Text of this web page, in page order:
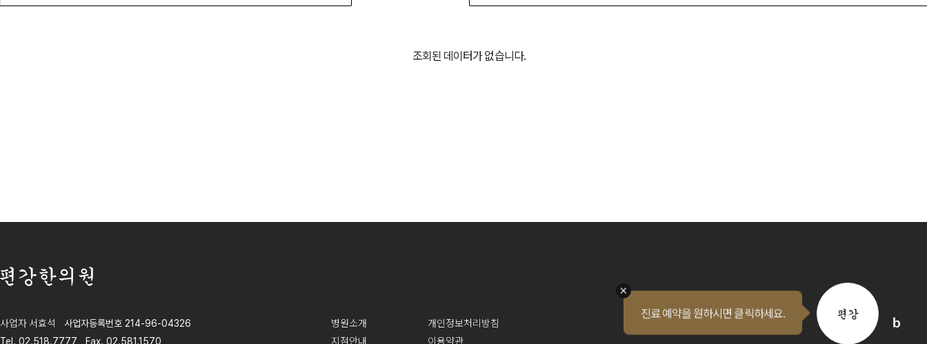
조회된 데이터가 없습니다.
퀵메뉴 오픈
진료 예약을 원하시면 클릭하세요.
편강한의원
사업자 서효석
사업자등록번호 214-96-04326
Tel. 02.518.7777
Fax. 02.581.1570
병원소개
개인정보처리방침
지점안내
이용약관
인스타
유투브